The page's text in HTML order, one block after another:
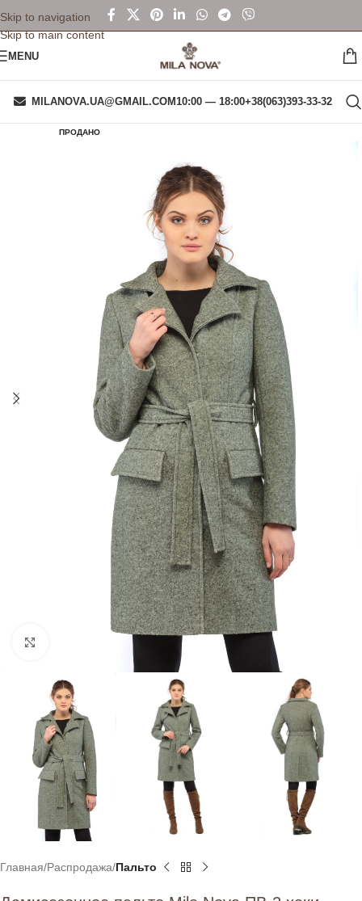
Skip to navigation
Skip to main content
MENU
MILANOVA.UA@GMAIL.COM10:00 — 18:00+38(063)393-33-32
ПРОДАНО
Главная Распродажа Пальто